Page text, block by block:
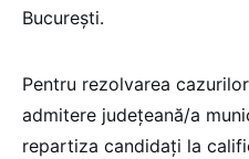
București.
Pentru rezolvarea
admitere județeană/a
repartiza candidați la